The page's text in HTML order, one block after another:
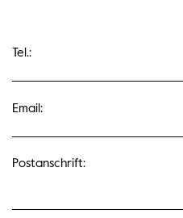
Tel.:
Email:
Postanschrift: